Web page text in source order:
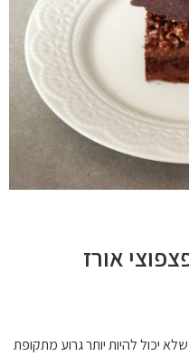
אורז
יכול להיות יותר גרוע מתקופת